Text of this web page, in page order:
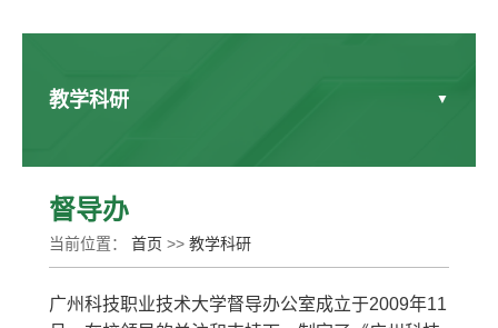
教学科研
教学资源平台
教务处
督导办
当前位置： 首页 >> 教学科研
广州科技职业技术大学督导办公室成立于2009年11